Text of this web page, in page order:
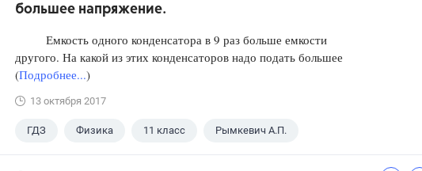
большее напряжение.
Емкость одного конденсатора в 9 раз больше емкости
другого. На какой из этих конденсаторов надо подать большее
(Подробнее...)
13 октября 2017
ГДЗ Физика 11 класс Рымкевич А.П.